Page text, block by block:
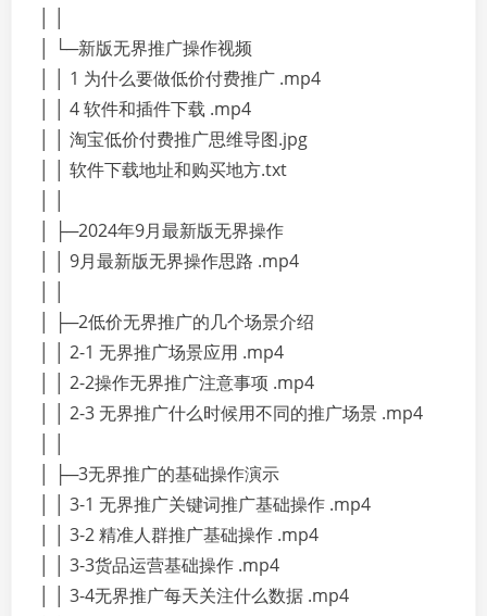
│ └─新版无界推广操作视频
│ │ 1 为什么要做低价付费推广 .mp4
│ │ 4 软件和插件下载 .mp4
│ │ 淘宝低价付费推广思维导图.jpg
│ │ 软件下载地址和购买地方.txt
│ ├─2024年9月最新版无界操作
│ │ 9月最新版无界操作思路 .mp4
│ ├─2低价无界推广的几个场景介绍
│ │ 2-1 无界推广场景应用 .mp4
│ │ 2-2操作无界推广注意事项 .mp4
│ │ 2-3 无界推广什么时候用不同的推广场景 .mp4
│ ├─3无界推广的基础操作演示
│ │ 3-1 无界推广关键词推广基础操作 .mp4
│ │ 3-2 精准人群推广基础操作 .mp4
│ │ 3-3货品运营基础操作 .mp4
│ │ 3-4无界推广每天关注什么数据 .mp4